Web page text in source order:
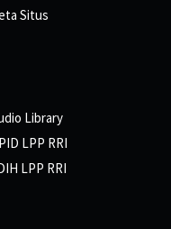
Situs
Library
LPP RRI
LPP RRI